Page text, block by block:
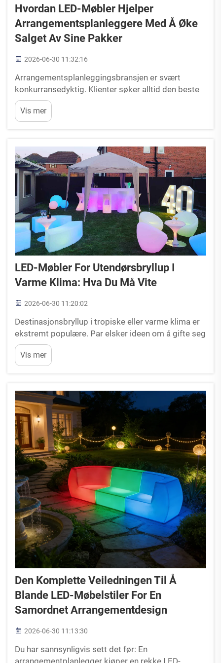
Hvordan LED-Møbler Hjelper
Arrangementsplanleggere Med Å Øke
Salget Av Sine Pakker
2026-06-30 11:32:16
Arrangementsplanleggingsbransjen er svært
konkurransedyktig. Klienter søker alltid den beste
mulige opplevelsen til laveste mulige pris. Når du
presenterer et forslag, vil klienten nesten alltid
prøve å forhandle ned budsjettet. Hvis du ønsker å
Vis mer
LED-Møbler For Utendørsbryllup I
Varme Klima: Hva Du Må Vite
2026-06-30 11:20:02
Destinasjonsbryllup i tropiske eller varme klima er
ekstremt populære. Par elsker ideen om å gifte seg
på en solfylt strand, en frodig resorts gressplæne
eller et historisk gods på sommerens varmeste tid.
Men for arrangementplanleggere og utleiefirma...
Vis mer
Den Komplette Veiledningen Til Å
Blande LED-Møbelstiler For En
Samordnet Arrangementdesign
2026-06-30 11:13:30
Du har sannsynligvis sett det før: En